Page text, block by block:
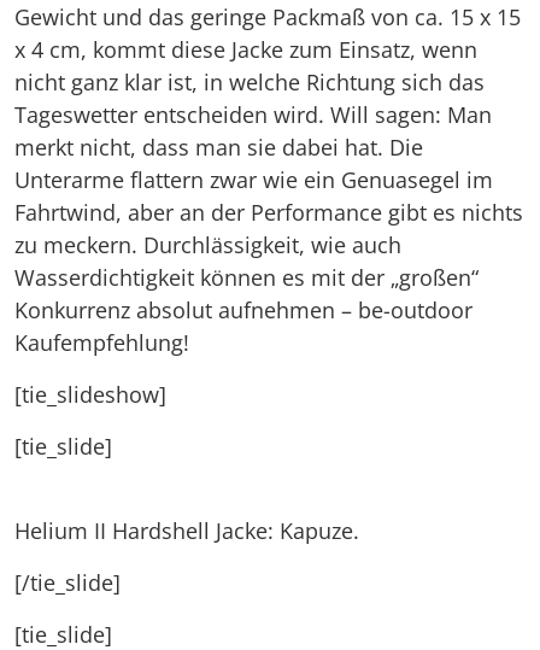
Gewicht und das geringe Packmaß von ca. 15 x 15
x 4 cm, kommt diese Jacke zum Einsatz, wenn
nicht ganz klar ist, in welche Richtung sich das
Tageswetter entscheiden wird. Will sagen: Man
merkt nicht, dass man sie dabei hat. Die
Unterarme flattern zwar wie ein Genuasegel im
Fahrtwind, aber an der Performance gibt es nichts
zu meckern. Durchlässigkeit, wie auch
Wasserdichtigkeit können es mit der „großen“
Konkurrenz absolut aufnehmen – be-outdoor
Kaufempfehlung!
[tie_slideshow]
[tie_slide]
Helium II Hardshell Jacke: Kapuze.
[/tie_slide]
[tie_slide]